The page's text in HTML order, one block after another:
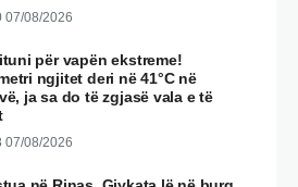
07/08/2026
për vapën ekstreme!
ngjitet deri në 41°C në
ja sa do të zgjasë vala e të
07/08/2026